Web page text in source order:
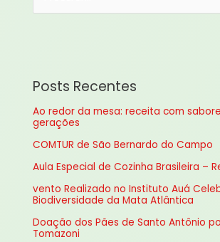
i
s
p
o
:
Posts Recentes
Ao redor da mesa: receita com
gerações
COMTUR de São Bernardo do Campo
Aula Especial de Cozinha Brasileira –
vento Realizado no Instituto Auá
Biodiversidade da Mata Atlântica
Doação dos Pães de Santo Antônio
Tomazoni